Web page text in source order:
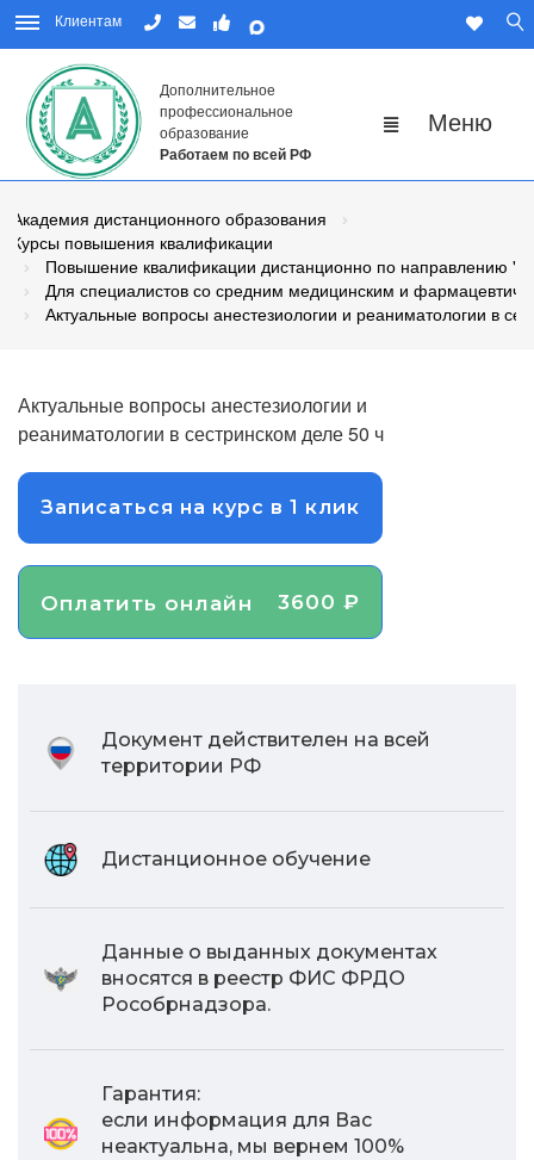
Клиентам
Дополнительное
профессиональное
образование
Работаем по всей РФ
Академия дистанционного образования
Курсы повышения квалификации
Повышение квалификации дистанционно по направлению
Для специалистов со средним медицинским и
Актуальные вопросы анестезиологии и реаниматологии в
Актуальные вопросы анестезиологии и
реаниматологии в сестринском деле 50 ч
Записаться на курс в 1 клик
Оплатить онлайн 3600 ₽
Документ действителен на всей
территории РФ
Дистанционное обучение
Данные о выданных документах
вносятся в реестр ФИС ФРДО
Рособрнадзора.
Гарантия:
если информация для Вас
неактуальна, мы вернем 100%